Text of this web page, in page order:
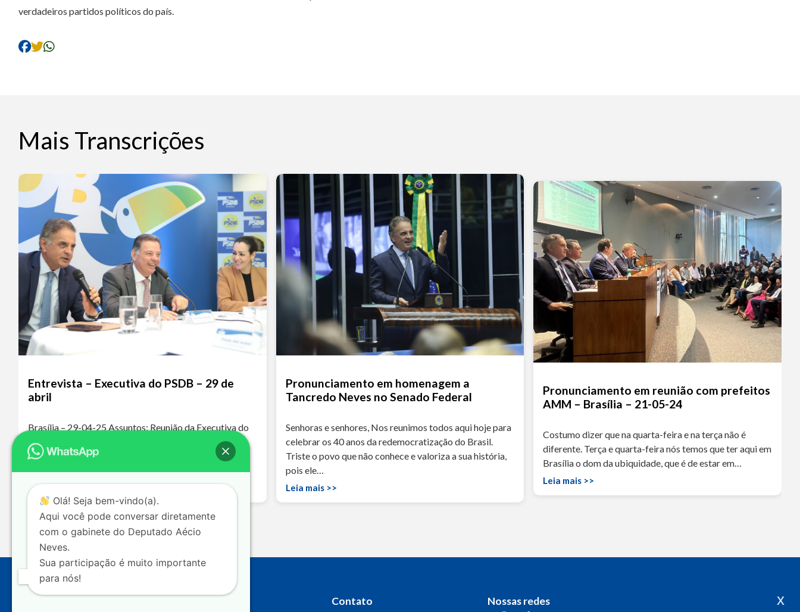
verdadeiros partidos políticos do país.
Mais Transcrições
Entrevista – Executiva do PSDB – 29 de
abril
Brasília – 29-04-25 Assuntos: Reunião da Executiva do
PSDB – Fusão PSDB/Podemos Ouça o áudio da
entrevista A ausência do PSDB nos grandes debates
nacionais levou a essa polarização extremamente…
Leia mais >>
Pronunciamento em homenagem a
Tancredo Neves no Senado Federal
Senhoras e senhores, Nos reunimos todos aqui hoje para
celebrar os 40 anos da redemocratização do Brasil.
Triste o povo que não conhece e valoriza a sua história,
pois ele…
Leia mais >>
Pronunciamento em reunião com prefeitos
AMM – Brasília – 21-05-24
Costumo dizer que na quarta-feira e na terça não é
diferente. Terça e quarta-feira nós temos que ter aqui em
Brasília o dom da ubiquidade, que é de estar em…
Leia mais >>
Contato Nossas redes
Olá! Seja bem-vindo(a).
Aqui você pode conversar diretamente
com o gabinete do Deputado Aécio
Neves.
Sua participação é muito importante
para nós!
x